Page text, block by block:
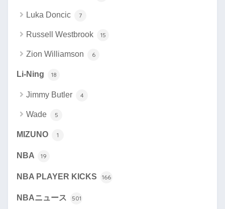
Luka Doncic 7
Russell Westbrook 15
Zion Williamson 6
Li-Ning 18
Jimmy Butler 4
Wade 5
MIZUNO 1
NBA 19
NBA PLAYER KICKS 166
NBAニュース 501